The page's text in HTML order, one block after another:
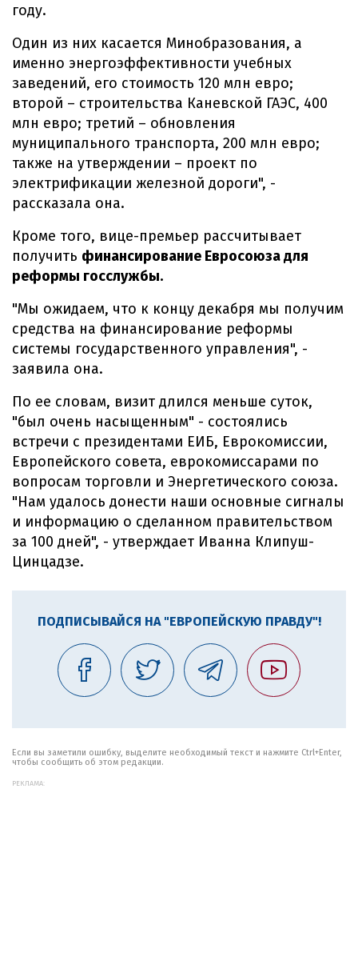
году.
Один из них касается Минобразования, а
именно энергоэффективности учебных
заведений, его стоимость 120 млн евро;
второй – строительства Каневской ГАЭС, 400
млн евро; третий – обновления
муниципального транспорта, 200 млн евро;
также на утверждении – проект по
электрификации железной дороги", -
рассказала она.
Кроме того, вице-премьер рассчитывает
получить финансирование Евросоюза для
реформы госслужбы.
"Мы ожидаем, что к концу декабря мы получим
средства на финансирование реформы
системы государственного управления", -
заявила она.
По ее словам, визит длился меньше суток,
"был очень насыщенным" - состоялись
встречи с президентами ЕИБ, Еврокомиссии,
Европейского совета, еврокомиссарами по
вопросам торговли и Энергетического союза.
"Нам удалось донести наши основные сигналы
и информацию о сделанном правительством
за 100 дней", - утверждает Иванна Клипуш-
Цинцадзе.
ПОДПИСЫВАЙСЯ НА "ЕВРОПЕЙСКУЮ ПРАВДУ"!
Если вы заметили ошибку, выделите необходимый текст и нажмите Ctrl+Enter,
чтобы сообщить об этом редакции.
РЕКЛАМА: